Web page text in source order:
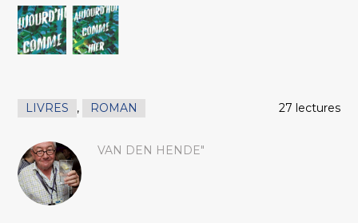
LIVRES , ROMAN 27 lectures
VAN DEN HENDE"